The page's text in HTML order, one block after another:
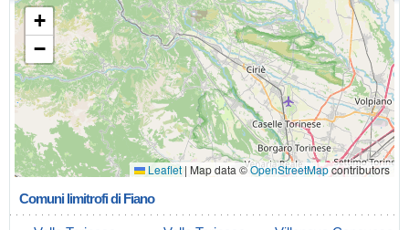
+
−
Leaflet | Map data ©OpenStreetMapcontributors
Comuni limitrofi di Fiano